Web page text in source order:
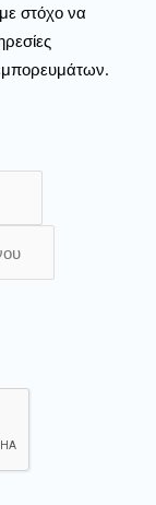
στόχο να